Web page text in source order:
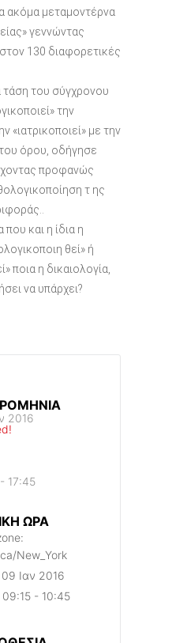
ακόμα μεταμοντέρνα
γεννώντας
130 διαφορετικές
τάση του σύγχρονου
την
«ιατρικοποιεί» με την
όρου, οδήγησε
προφανώς
τ ης
και η ίδια η
θεί» ή
ποια η δικαιολογία,
να υπάρχει?
2016
17:45
ΏΡΑ
New_York
09 Ιαν 2016
09:15 - 10:45